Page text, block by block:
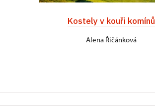
Kostely v kouři komínů
Alena Řičánková